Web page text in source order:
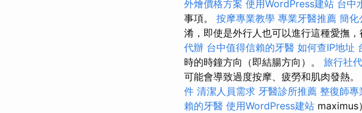
外燴價格方案 使用WordPress建站 台中
事項。 按摩專業教學 專業牙醫推薦 簡化
淆，即使是外行人也可以進行這種愛撫
代辦 台中值得信賴的牙醫 如何查IP地址
時的時鐘方向（即結腸方向）。 旅行社
可能會導致過度按摩、疲勞和肌肉發熱
件 清潔人員需求 牙醫診所推薦 整復師專
賴的牙醫 使用WordPress建站 maximus